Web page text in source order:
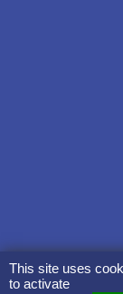
This site uses
to activate